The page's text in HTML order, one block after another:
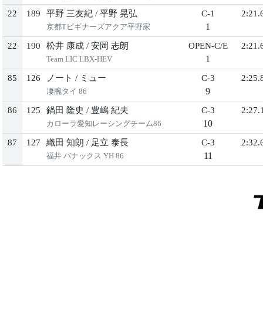
22 189 平野 三友紀 / 平野 晃弘
京都Tビギナーズアクア平野家
C-1
1
22 190 松井 康成 / 安岡 志朗
Team LIC LBX-HEV
OPEN-C/E
1
85 126 ノート / ミュー
凄腕タイ 86
C-3
9
86 125 鍋田 隆史 / 豊嶋 紀夫
カローラ愛知レーシングチーム86
C-3
10
87 127 織田 知朗 / 足立 泰長
福井 バナックス YH 86
C-3
11